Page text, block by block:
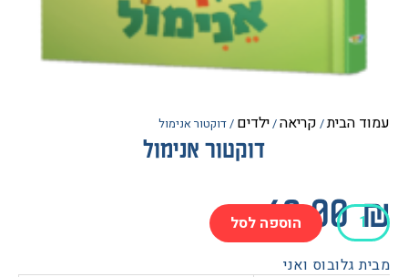
/קריאה/ ילדים/ דוקטור אנימול
דוקטור אנימול
הוספה לסל
ואני